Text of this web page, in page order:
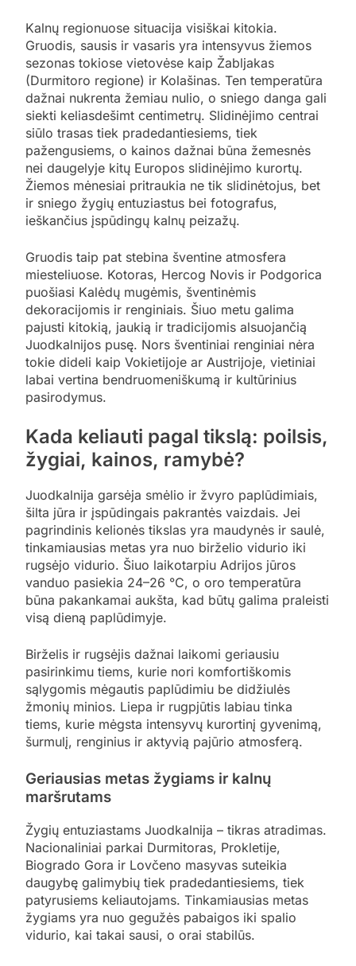
Kalnų regionuose situacija visiškai kitokia.
Gruodis, sausis ir vasaris yra intensyvus žiemos
sezonas tokiose vietovėse kaip Žabljakas
(Durmitoro regione) ir Kolašinas. Ten temperatūra
dažnai nukrenta žemiau nulio, o sniego danga gali
siekti keliasdešimt centimetrų. Slidinėjimo centrai
siūlo trasas tiek pradedantiesiems, tiek
pažengusiems, o kainos dažnai būna žemesnės
nei daugelyje kitų Europos slidinėjimo kurortų.
Žiemos mėnesiai pritraukia ne tik slidinėtojus, bet
ir sniego žygių entuziastus bei fotografus,
ieškančius įspūdingų kalnų peizažų.
Gruodis taip pat stebina šventine atmosfera
miesteliuose. Kotoras, Hercog Novis ir Podgorica
puošiasi Kalėdų mugėmis, šventinėmis
dekoracijomis ir renginiais. Šiuo metu galima
pajusti kitokią, jaukią ir tradicijomis alsuojančią
Juodkalnijos pusę. Nors šventiniai renginiai nėra
tokie dideli kaip Vokietijoje ar Austrijoje, vietiniai
labai vertina bendruomeniškumą ir kultūrinius
pasirodymus.
Kada keliauti pagal tikslą: poilsis,
žygiai, kainos, ramybė?
Juodkalnija garsėja smėlio ir žvyro paplūdimiais,
šilta jūra ir įspūdingais pakrantės vaizdais. Jei
pagrindinis kelionės tikslas yra maudynės ir saulė,
tinkamiausias metas yra nuo birželio vidurio iki
rugsėjo vidurio. Šiuo laikotarpiu Adrijos jūros
vanduo pasiekia 24–26 °C, o oro temperatūra
būna pakankamai aukšta, kad būtų galima praleisti
visą dieną paplūdimyje.
Birželis ir rugsėjis dažnai laikomi geriausiu
pasirinkimu tiems, kurie nori komfortiškomis
sąlygomis mėgautis paplūdimiu be didžiulės
žmonių minios. Liepa ir rugpjūtis labiau tinka
tiems, kurie mėgsta intensyvų kurortinį gyvenimą,
šurmulį, renginius ir aktyvią pajūrio atmosferą.
Geriausias metas žygiams ir kalnų
maršrutams
Žygių entuziastams Juodkalnija – tikras atradimas.
Nacionaliniai parkai Durmitoras, Prokletije,
Biogrado Gora ir Lovčeno masyvas suteikia
daugybę galimybių tiek pradedantiesiems, tiek
patyrusiems keliautojams. Tinkamiausias metas
žygiams yra nuo gegužės pabaigos iki spalio
vidurio, kai takai sausi, o orai stabilūs.